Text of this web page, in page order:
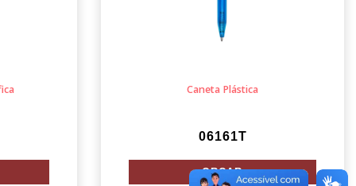
Caneta Plástica
06161T